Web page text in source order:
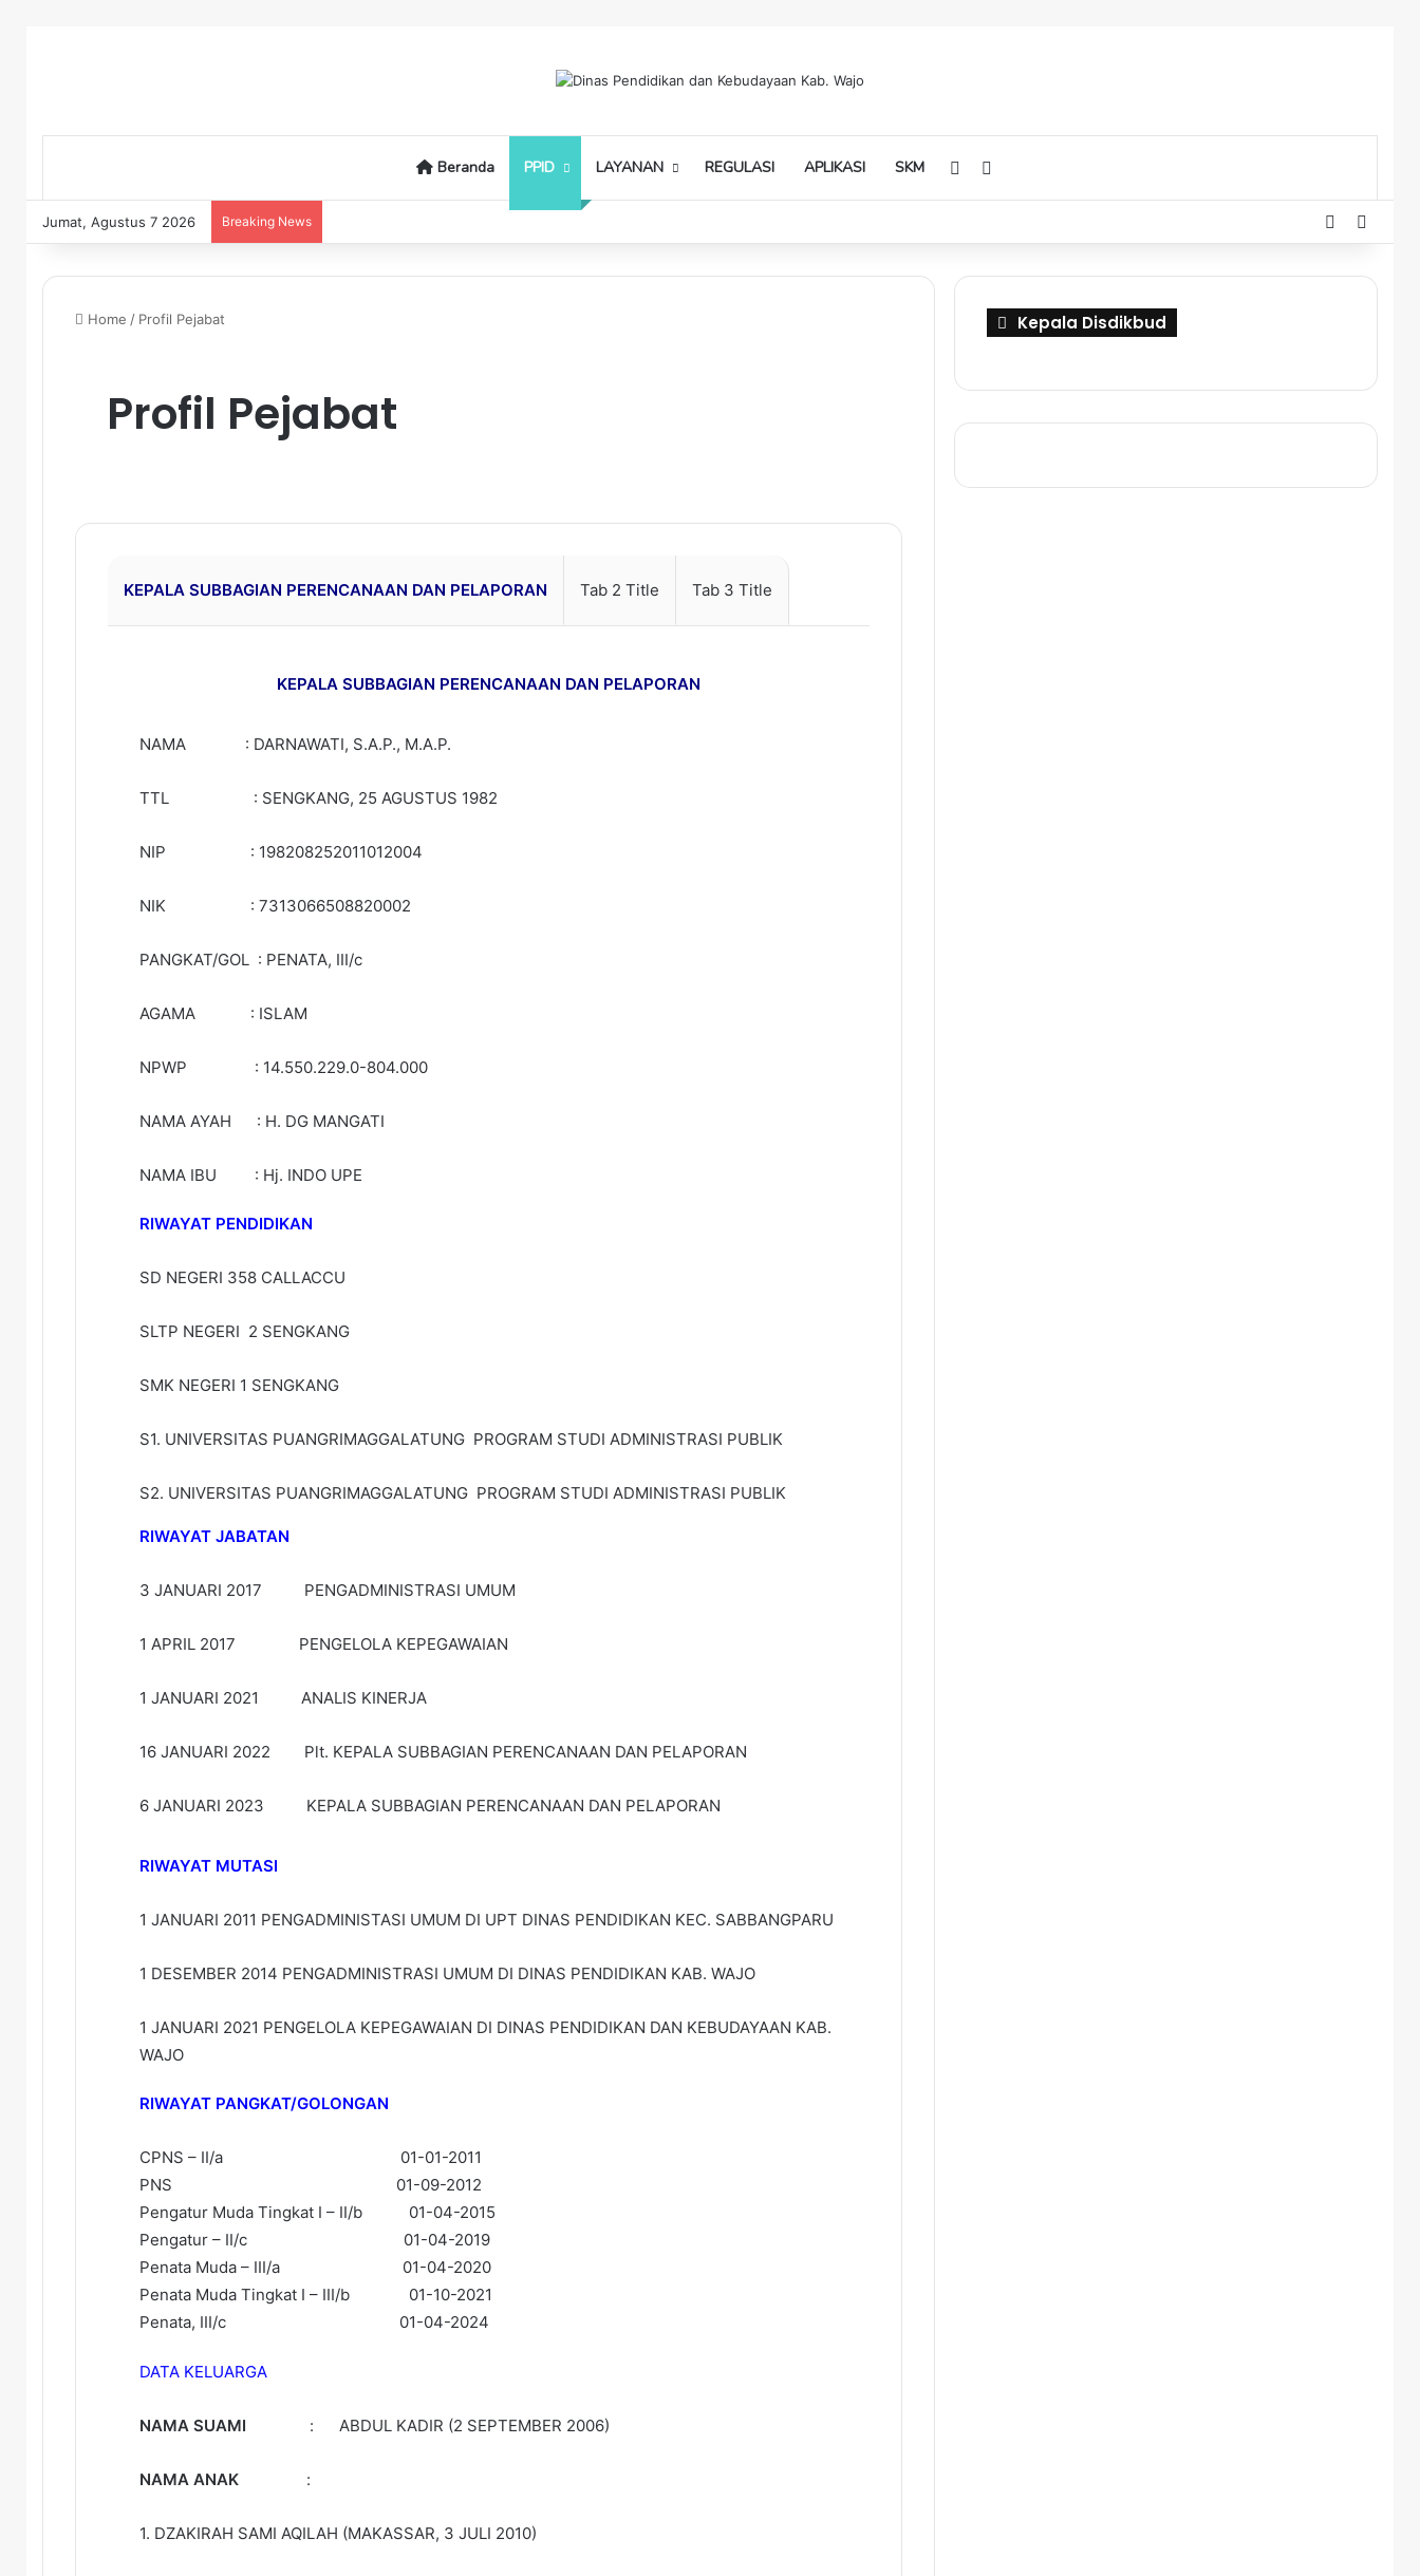
Beranda PPID LAYANAN REGULASI APLIKASI SKM
Jumat, Agustus 7 2026 Breaking News
Home / Profil Pejabat
Profil Pejabat
KEPALA SUBBAGIAN PERENCANAAN DAN PELAPORAN Tab 2 Title Tab 3 Title
KEPALA SUBBAGIAN PERENCANAAN DAN PELAPORAN
NAMA : DARNAWATI, S.A.P., M.A.P.
TTL : SENGKANG, 25 AGUSTUS 1982
NIP : 198208252011012004
NIK : 7313066508820002
PANGKAT/GOL : PENATA, III/c
AGAMA : ISLAM
NPWP : 14.550.229.0-804.000
NAMA AYAH : H. DG MANGATI
NAMA IBU : Hj. INDO UPE
RIWAYAT PENDIDIKAN
SD NEGERI 358 CALLACCU
SLTP NEGERI 2 SENGKANG
SMK NEGERI 1 SENGKANG
S1. UNIVERSITAS PUANGRIMAGGALATUNG PROGRAM STUDI ADMINISTRASI PUBLIK
S2. UNIVERSITAS PUANGRIMAGGALATUNG PROGRAM STUDI ADMINISTRASI PUBLIK
RIWAYAT JABATAN
3 JANUARI 2017 PENGADMINISTRASI UMUM
1 APRIL 2017 PENGELOLA KEPEGAWAIAN
1 JANUARI 2021 ANALIS KINERJA
16 JANUARI 2022 Plt. KEPALA SUBBAGIAN PERENCANAAN DAN PELAPORAN
6 JANUARI 2023 KEPALA SUBBAGIAN PERENCANAAN DAN PELAPORAN
RIWAYAT MUTASI
1 JANUARI 2011 PENGADMINISTASI UMUM DI UPT DINAS PENDIDIKAN KEC. SABBANGPARU
1 DESEMBER 2014 PENGADMINISTRASI UMUM DI DINAS PENDIDIKAN KAB. WAJO
1 JANUARI 2021 PENGELOLA KEPEGAWAIAN DI DINAS PENDIDIKAN DAN KEBUDAYAAN KAB.
WAJO
RIWAYAT PANGKAT/GOLONGAN
CPNS – II/a 01-01-2011
PNS 01-09-2012
Pengatur Muda Tingkat I – II/b 01-04-2015
Pengatur – II/c 01-04-2019
Penata Muda – III/a 01-04-2020
Penata Muda Tingkat I – III/b 01-10-2021
Penata, III/c 01-04-2024
DATA KELUARGA
NAMA SUAMI : ABDUL KADIR (2 SEPTEMBER 2006)
NAMA ANAK :
1. DZAKIRAH SAMI AQILAH (MAKASSAR, 3 JULI 2010)
Kepala Disdikbud